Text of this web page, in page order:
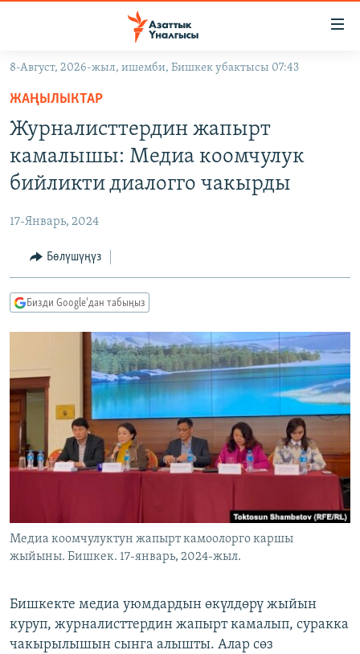
Навигацияга
өтүңүз
Издөөгө
салыңызКЫРГЫЗСТАН
САЯСАТ
МАДАНИЯТ
ДҮЙНӨ
ДҮЙНӨ
УКРАИНА
ТВ ПРОГРАММАЛАР
БҮГҮН АЗАТТЫКТА
ЭЖЕ-СИҢДИЛЕР
АЗАТТЫК+
ЫҢГАЙСЫЗ СУРООЛОР
ПОДКАСТ
Русский
ОНЛАЙН ШЕРИНЕ
ЭЕ/АРнун бардык сайттары
8-Август, 2026-жыл, ишемби, Бишкек убактысы 07:43
ЖАҢЫЛЫКТАР
Журналисттердин жапырт
камалышы: Медиа коомчулук
бийликти диалогго чакырды
17-Январь, 2024
Бөлүшүңүз
Бизди Google'дан табыңыз
Медиа коомчулуктун жапырт камоолорго каршы
жыйыны. Бишкек. 17-январь, 2024-жыл.
Бишкекте медиа уюмдардын өкүлдөрү жыйын
куруп, журналисттердин жапырт камалып, суракка
чакырылышын сынга алышты. Алар сөз